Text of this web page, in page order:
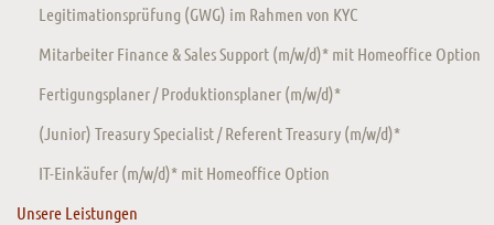
Legitimationsprüfung (GWG) im Rahmen von KYC
Mitarbeiter Finance & Sales Support (m/w/d)* mit Homeoffice Option
Fertigungsplaner / Produktionsplaner (m/w/d)*
(Junior) Treasury Specialist / Referent Treasury (m/w/d)*
IT-Einkäufer (m/w/d)* mit Homeoffice Option
Unsere Leistungen